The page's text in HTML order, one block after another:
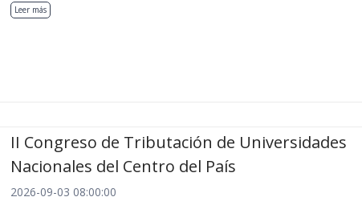
Leer más
II Congreso de Tributación de Universidades
Nacionales del Centro del País
2026-09-03 08:00:00